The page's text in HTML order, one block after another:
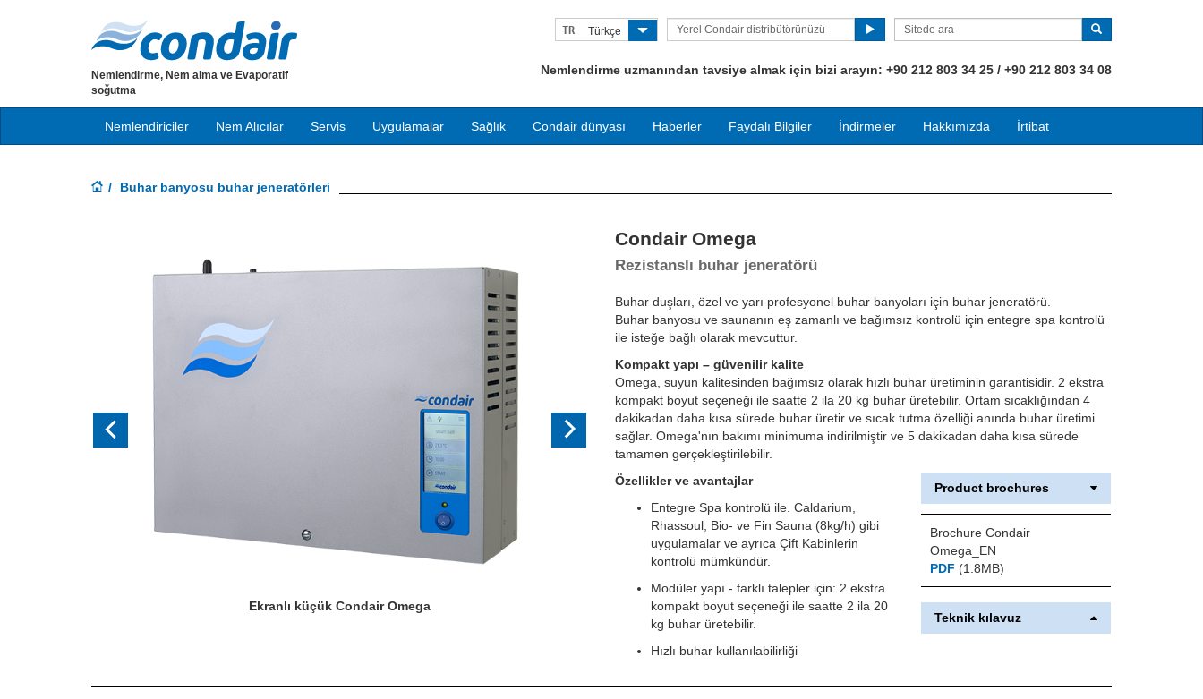
TR Türkçe
Yerel Condair distribütörünüzü
Nemlendirme uzmanından tavsiye almak için bizi arayın: +90 212 803 34 25 / +90 212 803 34 08
Nemlendirme, Nem alma ve Evaporatif
soğutma
Nemlendiriciler Nem Alıcılar Servis Uygulamalar Sağlık Condair dünyası Haberler Faydalı Bilgiler İndirmeler Hakkımızda İrtibat
Buhar banyosu buhar jeneratörleri
Ekranlı küçük Condair Omega
Condair Omega
Rezistanslı buhar jeneratörü
Buhar duşları, özel ve yarı profesyonel buhar banyoları için buhar jeneratörü.
Buhar banyosu ve saunanın eş zamanlı ve bağımsız kontrolü için entegre spa kontrolü
ile isteğe bağlı olarak mevcuttur.
Kompakt yapı – güvenilir kalite
Omega, suyun kalitesinden bağımsız olarak hızlı buhar üretiminin garantisidir. 2 ekstra
kompakt boyut seçeneği ile saatte 2 ila 20 kg buhar üretebilir. Ortam sıcaklığından 4
dakikadan daha kısa sürede buhar üretir ve sıcak tutma özelliği anında buhar üretimi
sağlar. Omega'nın bakımı minimuma indirilmiştir ve 5 dakikadan daha kısa sürede
tamamen gerçekleştirilebilir.
Özellikler ve avantajlar
Entegre Spa kontrolü ile. Caldarium,
Rhassoul, Bio- ve Fin Sauna (8kg/h) gibi
uygulamalar ve ayrıca Çift Kabinlerin
kontrolü mümkündür.
Modüler yapı - farklı talepler için: 2 ekstra
kompakt boyut seçeneği ile saatte 2 ila 20
kg buhar üretebilir.
Hızlı buhar kullanılabilirliği
Product brochures
Brochure Condair
Omega_EN
PDF (1.8MB)
Teknik kılavuz